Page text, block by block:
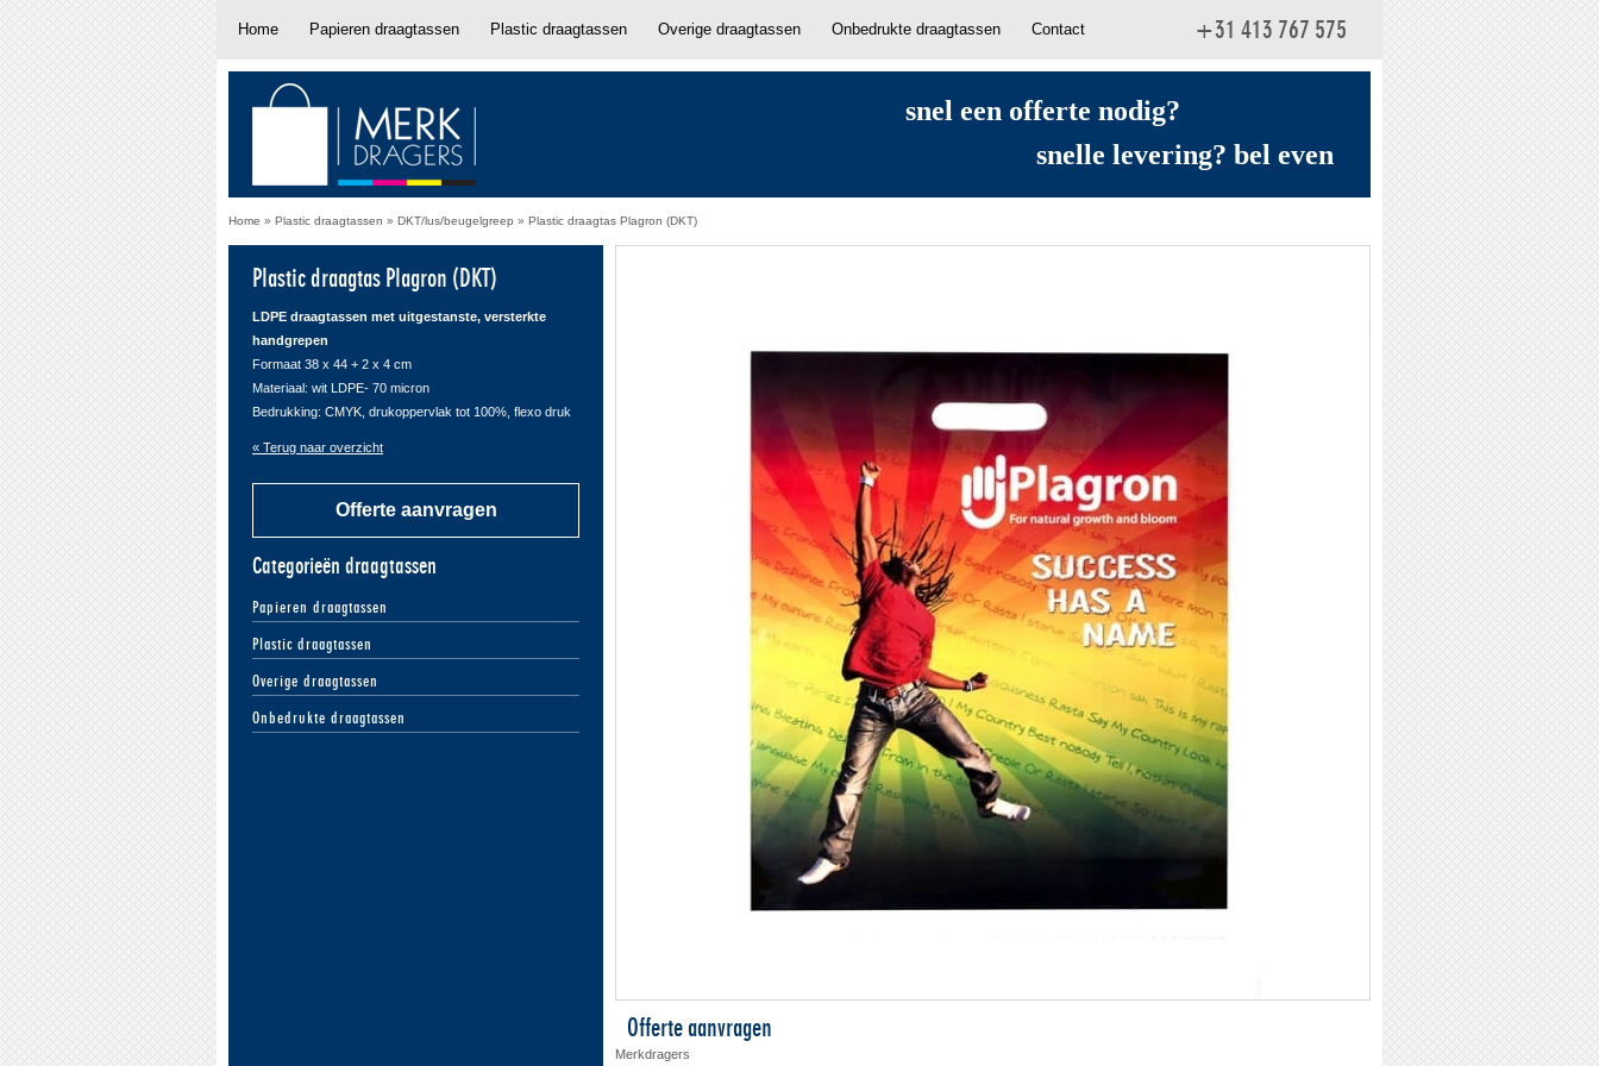
Home Papieren draagtassen Plastic draagtassen Overige draagtassen Onbedrukte draagtassen Contact +31 413 767 575
snel een offerte nodig?
snelle levering? bel even
Home » Plastic draagtassen » DKT/lus/beugelgreep » Plastic draagtas Plagron (DKT)
Plastic draagtas Plagron (DKT)
LDPE draagtassen met uitgestanste, versterkte
handgrepen
Formaat 38 x 44 + 2 x 4 cm
Materiaal: wit LDPE- 70 micron
Bedrukking: CMYK, drukoppervlak tot 100%, flexo druk
« Terug naar overzicht
Offerte aanvragen
Categorieën draagtassen
Papieren draagtassen
Plastic draagtassen
Overige draagtassen
Onbedrukte draagtassen
Offerte aanvragen
Merkdragers